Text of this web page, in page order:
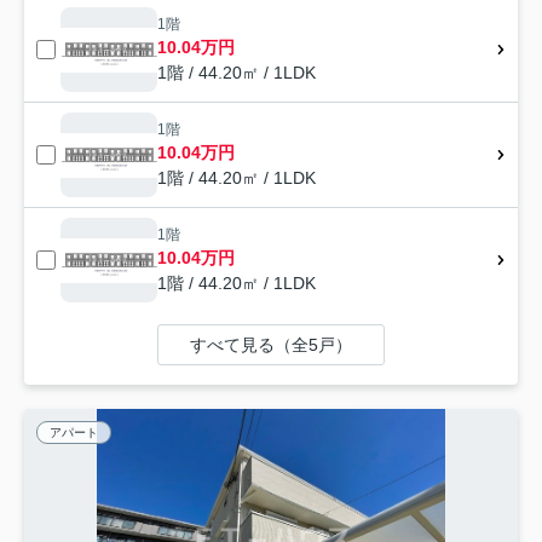
1階
10.04万円
1階 / 44.20㎡ / 1LDK
1階
10.04万円
1階 / 44.20㎡ / 1LDK
1階
10.04万円
1階 / 44.20㎡ / 1LDK
すべて見る（全5戸）
アパート